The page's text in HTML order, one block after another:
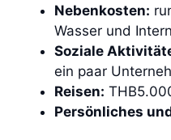
Nebenkosten:
Wasser und
Soziale
ein paar
Reisen:
Persönliches